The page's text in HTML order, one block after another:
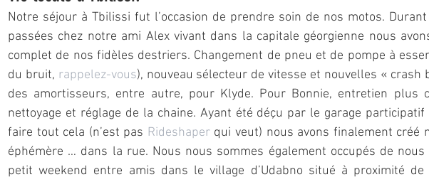
Notre séjour à Tbilissi fut l’occasion de prendre soin de nos motos.
passées chez notre ami Alex vivant dans la capitale géorgienne nous
complet de nos fidèles destriers. Changement de pneu et de pompe à
du bruit, rappelez-vous), nouveau sélecteur de vitesse et nouvelles « crash
des amortisseurs, entre autre, pour Klyde. Pour Bonnie, entretien plus
nettoyage et réglage de la chaine. Ayant été déçu par le garage
faire tout cela (n’est pas Rideshaper qui veut) nous avons finalement créé
éphémère … dans la rue. Nous nous sommes également occupés de
petit weekend entre amis dans le village d’Udabno situé à proximité